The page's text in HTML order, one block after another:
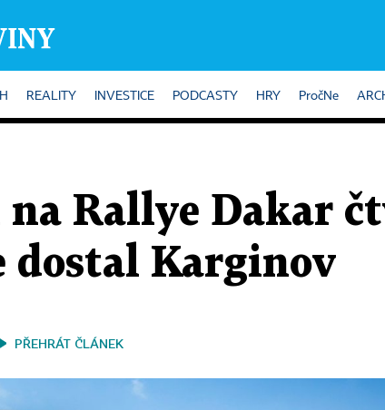
REALITY INVESTICE PODCASTY HRY PročNe
Rallye Dakar
dostal Karginov
PŘEHRÁT ČLÁNEK